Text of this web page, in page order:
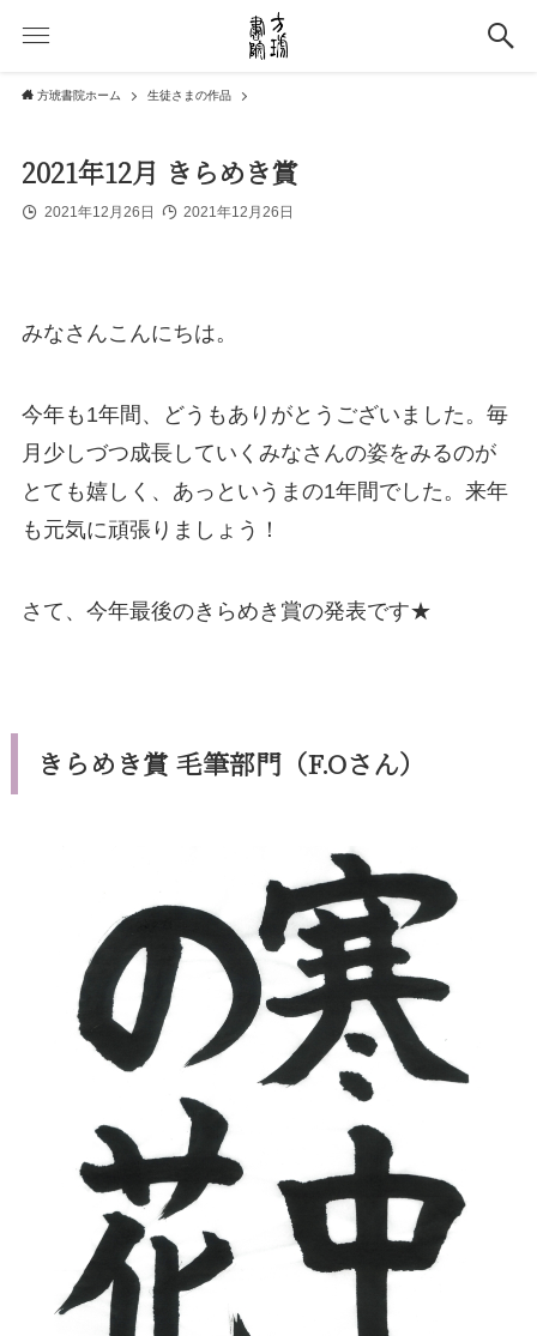
方琥書院ホーム 生徒さまの作品
2021年12月 きらめき賞
2021年12月26日 2021年12月26日
みなさんこんにちは。
今年も1年間、どうもありがとうございました。毎
月少しづつ成長していくみなさんの姿をみるのが
とても嬉しく、あっというまの1年間でした。来年
も元気に頑張りましょう！
さて、今年最後のきらめき賞の発表です★
きらめき賞 毛筆部門（F.Oさん）